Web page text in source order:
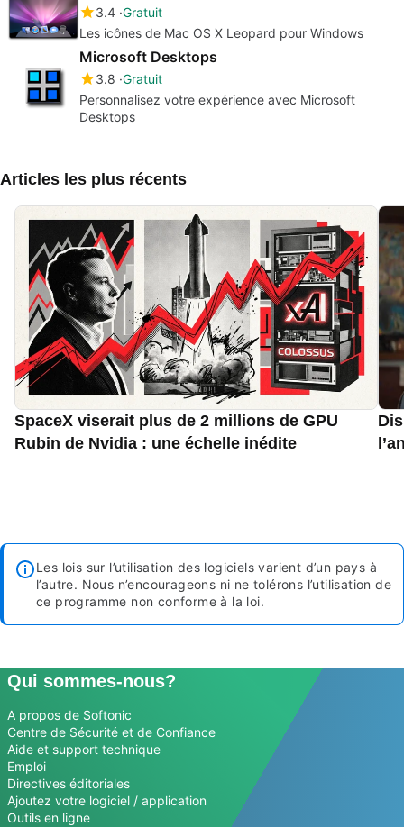
3.4 Gratuit
Les icônes de Mac OS X Leopard pour Windows
Microsoft Desktops
3.8 Gratuit
Personnalisez votre expérience avec Microsoft
Desktops
Articles les plus récents
SpaceX viserait plus de 2 millions de GPU
Rubin de Nvidia : une échelle inédite
Les lois sur l’utilisation des logiciels varient d’un pays à
l’autre. Nous n’encourageons ni ne tolérons l’utilisation de
ce programme non conforme à la loi.
Qui sommes-nous?
A propos de Softonic
Centre de Sécurité et de Confiance
Aide et support technique
Emploi
Directives éditoriales
Ajoutez votre logiciel / application
Outils en ligne